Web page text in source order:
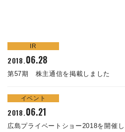
サステナビリティ
採用
電子公告
お問い合わせ
IR
2018.06.28
第57期 株主通信を掲載しました
イベント
2018.06.21
広島プライベートショー2018を開催